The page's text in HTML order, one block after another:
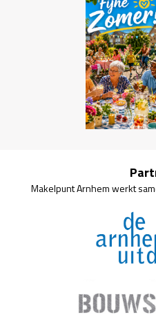
Makelpunt Arnhem werkt